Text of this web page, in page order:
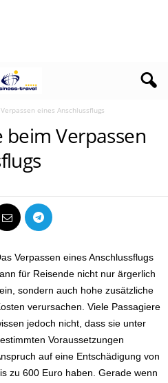
eines Anschlussflugs
beim Verpassen
Verpassen eines Anschlussflugs
für Reisende nicht nur ärgerlich
sondern auch hohe zusätzliche
verursachen. Viele Passagiere
jedoch nicht, dass sie unter
Voraussetzungen
auf eine Entschädigung von
zu 600 Euro haben. Gerade wenn